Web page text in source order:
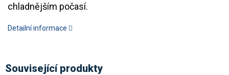
chladnějším počasí.
Detailní informace
Související produkty